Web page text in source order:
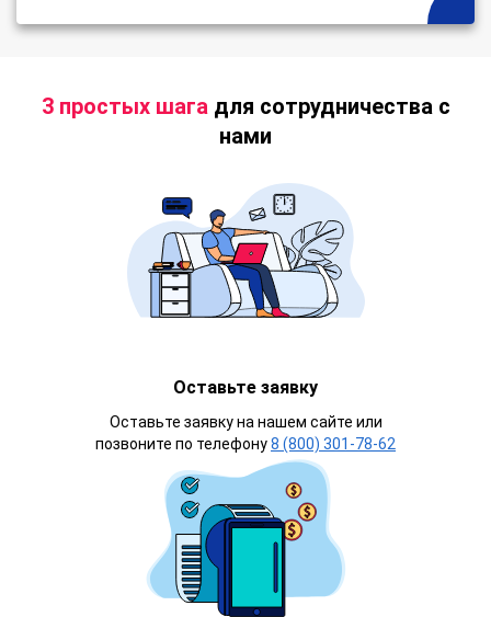
3 простых шагадля сотрудничества с
нами
Оставьте заявку
Оставьте заявку на нашем сайте или
позвоните по телефону8 (800) 301-78-62